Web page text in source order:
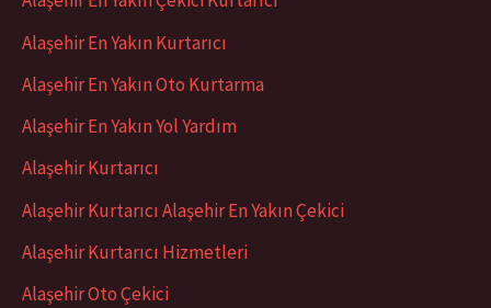
Alaşehir En Yakın Kurtarıcı
Alaşehir En Yakın Oto Kurtarma
Alaşehir En Yakın Yol Yardım
Alaşehir Kurtarıcı
Alaşehir Kurtarıcı Alaşehir En Yakın Çekici
Alaşehir Kurtarıcı Hizmetleri
Alaşehir Oto Çekici